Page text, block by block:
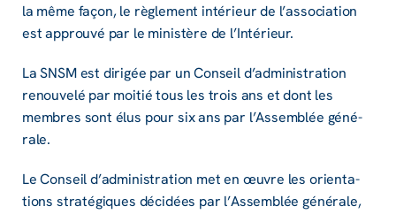
la même façon, le règle­ment inté­rieur de l’as­so­cia­tion
est approuvé par le minis­tère de l’In­té­rieur.
La SNSM est diri­gée par un Conseil d’ad­mi­nis­tra­tion
renou­velé par moitié tous les trois ans et dont les
membres sont élus pour six ans par l’As­sem­blée géné­
rale.
Le Conseil d’ad­mi­nis­tra­tion met en œuvre les orien­ta­
tions stra­té­giques déci­dées par l’As­sem­blée géné­rale,